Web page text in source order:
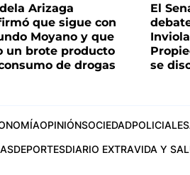
Arizaga
que sigue con
Moyano y que
un brote producto
de drogas
El
se
OPINIÓNSOCIEDADPOLICIALES
DEPORTESDIARIO EXTRAVIDA Y